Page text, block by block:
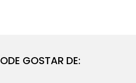
GOSTAR DE: